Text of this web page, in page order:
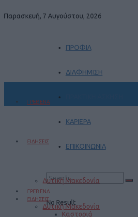
Παρασκευή, 7 Αυγούστου, 2026
ΠΡΟΦΙΛ
ΔΙΑΦΗΜΙΣΗ
ΚΑΡΙΕΡΑ
ΕΠΙΚΟΙΝΩΝΙΑ
No Result
ΓΡΕΒΕΝΑ
ΕΙΔΗΣΕΙΣ
Δυτική Μακεδονία
ΓΡΕΒΕΝΑ
ΕΙΔΗΣΕΙΣ
Δυτική Μακεδονία
Καστοριά